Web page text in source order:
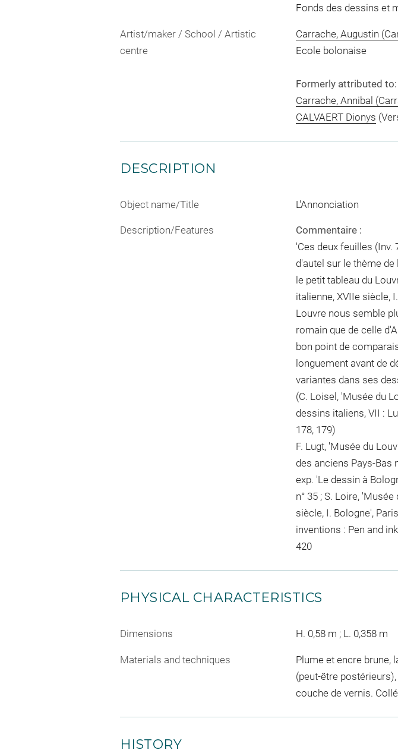
Fonds des dessins et
Artist/maker / School / Artistic
centre
Carrache, Augustin
Ecole bolonaise
Formerly attributed to:
Carrache, Annibal
CALVAERT Dionys
DESCRIPTION
Object name/Title L'Annonciation
Description/Features
Commentaire :
'Ces deux feuilles (Inv.
d'autel sur le thème
le petit tableau du
italienne, XVIIe siècle,
Louvre nous semble
romain que de celle
bon point de
longuement avant de
variantes dans ses
(C. Loisel, 'Musée du
dessins italiens, VII :
178, 179)
F. Lugt, 'Musée du
des anciens Pays-Bas
exp. 'Le dessin à
n° 35 ; S. Loire,
siècle, I. Bologne',
inventions : Pen and
420
PHYSICAL CHARACTERISTICS
Dimensions H. 0,58 m ; L. 0,358 m
Materials and techniques
Plume et encre brune,
(peut-être
couche de vernis.
HISTORY